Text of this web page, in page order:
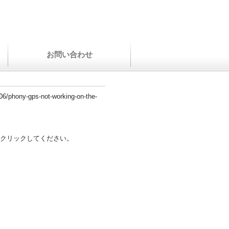
お問い合わせ
phony-gps-not-working-on-the-
リックしてください。